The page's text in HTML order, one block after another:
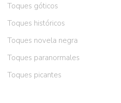
Toques góticos
Toques históricos
Toques novela negra
Toques paranormales
Toques picantes